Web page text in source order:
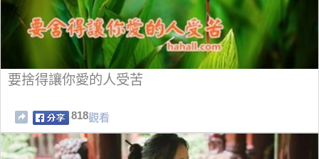
要捨得讓你愛的人受苦
818觀看